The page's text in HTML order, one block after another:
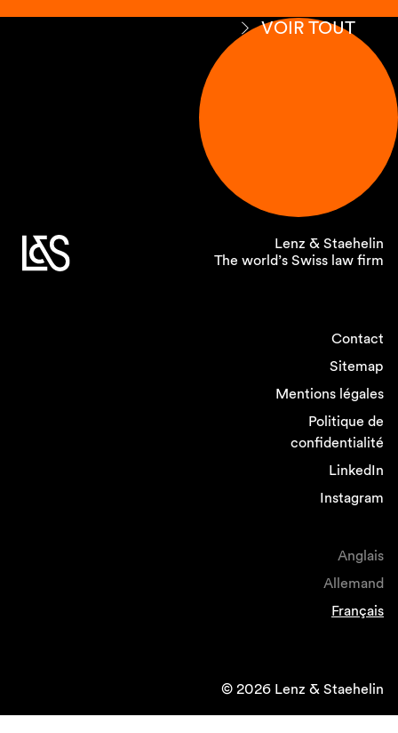
VOIR TOUT
Lenz & Staehelin
The world’s Swiss law firm
Contact
Sitemap
Mentions légales
Politique de
confidentialité
LinkedIn
Instagram
Anglais
Allemand
Français
© 2026 Lenz & Staehelin